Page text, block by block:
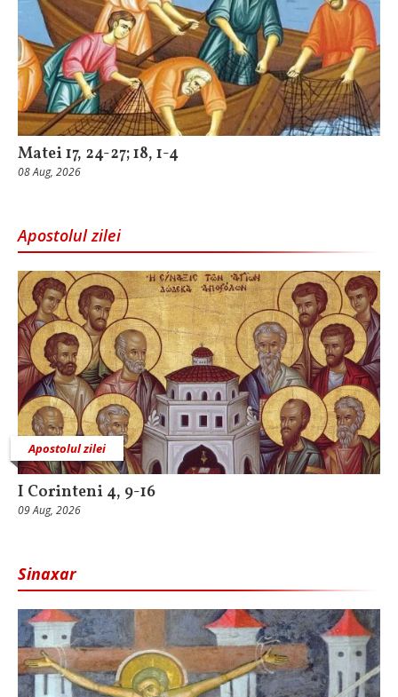
Matei 17, 24-27; 18, 1-4
08 Aug, 2026
Apostolul zilei
Apostolul zilei
I Corinteni 4, 9-16
09 Aug, 2026
Sinaxar